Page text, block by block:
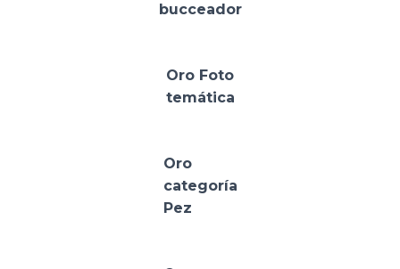
bucceador
Oro Foto
temática
Oro
categoría
Pez